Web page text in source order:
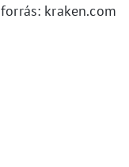
forrás: kraken.com